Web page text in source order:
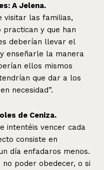
A Jelena.
visitar las familias,
y que han
deberían llevar el
enseñarle la manera
ellos mismos
que dar a los
necesidad”.
de Ceniza.
intentéis vencer cada
consiste en
día enfadaros menos.
poder obedecer, o si